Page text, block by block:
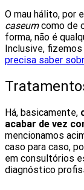
O mau hálito, por
caseumcomo de
forma, não é
Inclusive,
precisa saber
Há, basicamente,
acabar de vez
mencionamos
caso para caso,
em consultórios
diagnóstico